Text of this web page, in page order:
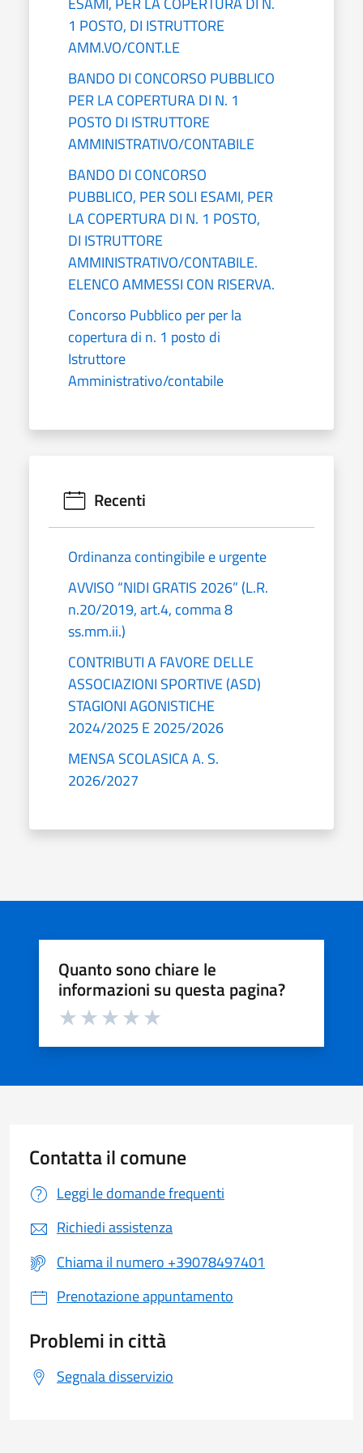
1 POSTO, DI ISTRUTTORE
AMM.VO/CONT.LE
BANDO DI CONCORSO PUBBLICO
PER LA COPERTURA DI N. 1
POSTO DI ISTRUTTORE
AMMINISTRATIVO/CONTABILE
BANDO DI CONCORSO
PUBBLICO, PER SOLI ESAMI, PER
LA COPERTURA DI N. 1 POSTO,
DI ISTRUTTORE
AMMINISTRATIVO/CONTABILE.
ELENCO AMMESSI CON RISERVA.
Concorso Pubblico per per la
copertura di n. 1 posto di
Istruttore
Amministrativo/contabile
Recenti
Ordinanza contingibile e urgente
AVVISO “NIDI GRATIS 2026” (L.R.
n.20/2019, art.4, comma 8
ss.mm.ii.)
CONTRIBUTI A FAVORE DELLE
ASSOCIAZIONI SPORTIVE (ASD)
STAGIONI AGONISTICHE
2024/2025 E 2025/2026
MENSA SCOLASICA A. S.
2026/2027
Quanto sono chiare le
informazioni su questa pagina?
Valuta da 1 a 5 stelle la pagina
Contatta il comune
Leggi le domande frequenti
Richiedi assistenza
Chiama il numero +39078497401
Prenotazione appuntamento
Problemi in città
Segnala disservizio